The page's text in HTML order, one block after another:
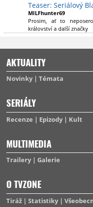
Teaser: Seriálový
MILFhunter69
Prosim, ať to
království a další značky
AKTUALITY
Novinky Témata
SERIÁLY
Recenze Epizody Kult
MULTIMEDIA
Trailery Galerie
O TVZONE
Tiráž Statistiky